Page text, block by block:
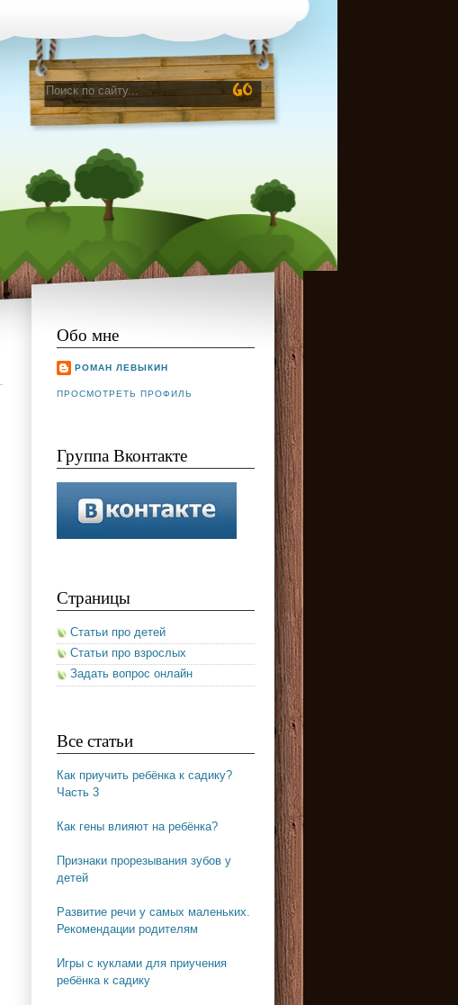
Обо мне
РОМАН ЛЕВЫКИН
ПРОСМОТРЕТЬ ПРОФИЛЬ
Группа Вконтакте
Страницы
Статьи про детей
Статьи про взрослых
Задать вопрос онлайн
Все статьи
Как приучить ребёнка к садику?
Часть 3
Как гены влияют на ребёнка?
Признаки прорезывания зубов у
детей
Развитие речи у самых маленьких.
Рекомендации родителям
Игры с куклами для приучения
ребёнка к садику